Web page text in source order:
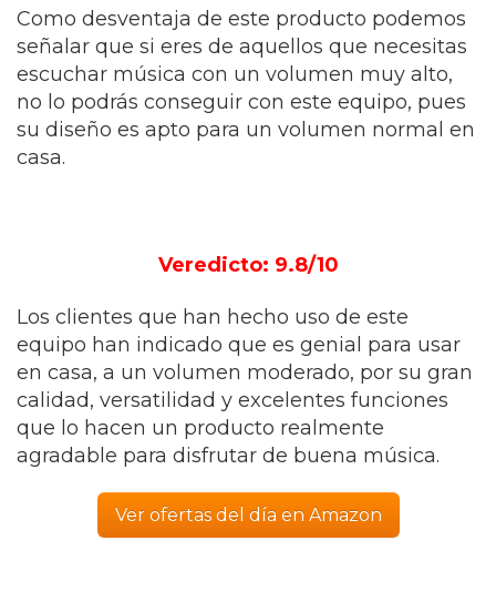
Como desventaja de este producto podemos
señalar que si eres de aquellos que necesitas
escuchar música con un volumen muy alto,
no lo podrás conseguir con este equipo, pues
su diseño es apto para un volumen normal en
casa.
Veredicto: 9.8/10
Los clientes que han hecho uso de este
equipo han indicado que es genial para usar
en casa, a un volumen moderado, por su gran
calidad, versatilidad y excelentes funciones
que lo hacen un producto realmente
agradable para disfrutar de buena música.
Ver ofertas del día en Amazon